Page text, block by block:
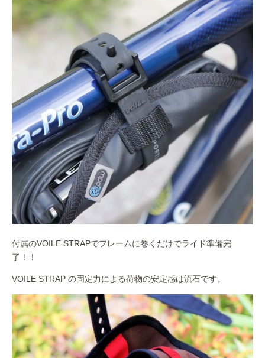
付属のVOILE STRAPでフレームに巻くだけでライド準備完
了！！
VOILE STRAP の固定力による荷物の安定感は流石です。